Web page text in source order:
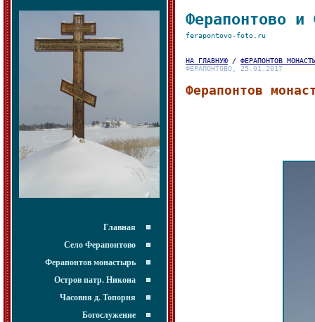
Главная
Село Ферапонтово
Ферапонтов монастырь
Остров патр. Никона
Часовня д. Топорня
Богослужение
Ферапонтово и
ferapontovo-foto.ru
НА ГЛАВНУЮ / ФЕРАПОНТОВ
ФЕРАПОНТОВО, 25.01.2017
Ферапонтов